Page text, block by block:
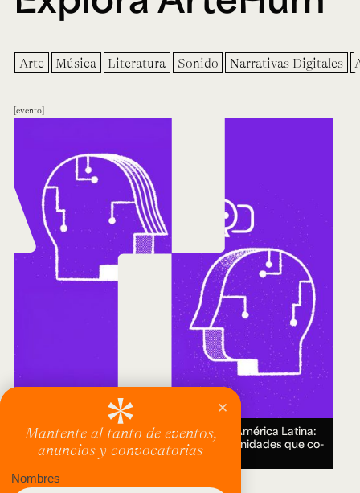
Arte Música Literatura Sonido Narrativas Digitales
evento
Encuentro Humanidades Digitales en América Latina:
genealogías, conocimiento abierto y comunidades que co-
crean.18 AUG 2026.